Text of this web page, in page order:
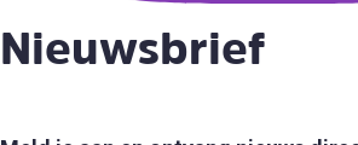
Nieuwsbrief